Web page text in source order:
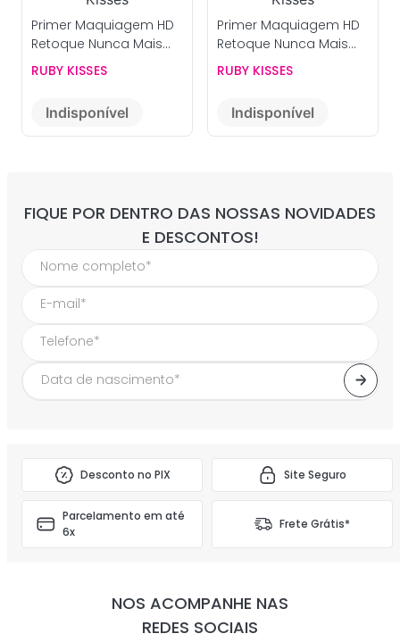
Primer Maquiagem HD
Retoque Nunca Mais
Efeito Matte - Ruby
Kisses
RUBY KISSES
Indisponível
Primer Maquiagem HD
Retoque Nunca Mais
Adeus Poros - Ruby
Kisses
RUBY KISSES
Indisponível
FIQUE POR DENTRO DAS NOSSAS NOVIDADES
E DESCONTOS!
Desconto no PIX Site Seguro
Parcelamento em até
6x
Frete Grátis*
NOS ACOMPANHE NAS
REDES SOCIAIS